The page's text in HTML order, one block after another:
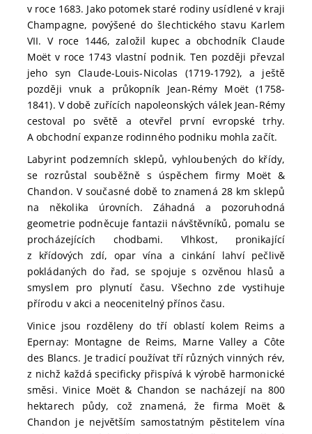
v roce 1683. Jako potomek staré rodiny usídlené v kraji
Champagne, povýšené do šlechtického stavu Karlem
VII. V roce 1446, založil kupec a obchodník Claude
Moët v roce 1743 vlastní podnik. Ten později převzal
jeho syn Claude-Louis-Nicolas (1719-1792), a ještě
později vnuk a průkopník Jean-Rémy Moët (1758-
1841). V době zuřících napoleonských válek Jean-Rémy
cestoval po světě a otevřel první evropské trhy.
A obchodní expanze rodinného podniku mohla začít.
Labyrint podzemních sklepů, vyhloubených do křídy,
se rozrůstal souběžně s úspěchem firmy Moët &
Chandon. V současné době to znamená 28 km sklepů
na několika úrovních. Záhadná a pozoruhodná
geometrie podněcuje fantazii návštěvníků, pomalu se
procházejících chodbami. Vlhkost, pronikající
z křídových zdí, opar vína a cinkání lahví pečlivě
pokládaných do řad, se spojuje s ozvěnou hlasů a
smyslem pro plynutí času. Všechno zde vystihuje
přírodu v akci a neocenitelný přínos času.
Vinice jsou rozděleny do tří oblastí kolem Reims a
Epernay: Montagne de Reims, Marne Valley a Côte
des Blancs. Je tradicí používat tří různých vinných rév,
z nichž každá specificky přispívá k výrobě harmonické
směsi. Vinice Moët & Chandon se nacházejí na 800
hektarech půdy, což znamená, že firma Moët &
Chandon je největším samostatným pěstitelem vína